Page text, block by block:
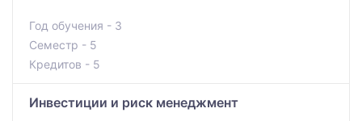
Год обучения - 3
Семестр - 5
Кредитов - 5
Инвестиции и риск менеджмент